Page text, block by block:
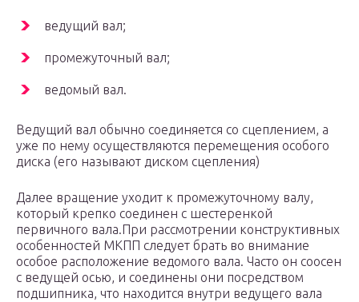
ведущий вал;
промежуточный вал;
ведомый вал.
Ведущий вал обычно соединяется со сцеплением, а
уже по нему осуществляются перемещения особого
диска (его называют диском сцепления)
Далее вращение уходит к промежуточному валу,
который крепко соединен с шестеренкой
первичного вала.При рассмотрении конструктивных
особенностей МКПП следует брать во внимание
особое расположение ведомого вала. Часто он соосен
с ведущей осью, и соединены они посредством
подшипника, что находится внутри ведущего вала